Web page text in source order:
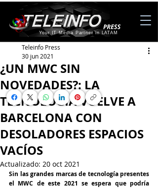
Your IT Media Partner in LATAM
¿UN MWC SIN
NOVEDADES?: LA
TECNOLOGÍA VUELVE A
BARCELONA CON
DESOLADORES ESPACIOS
VACÍOS
Teleinfo Press
30 jun 2021
Actualizado: 20 oct 2021
Sin las grandes marcas de tecnología presentes
el MWC de este 2021 se espera que podría